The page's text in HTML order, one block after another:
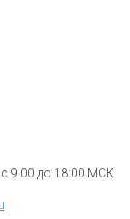
9:00 до 18:00 МСК